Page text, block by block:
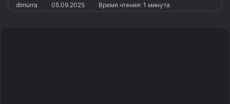
dimurra 05.09.2025 Время чтения: 1 минута